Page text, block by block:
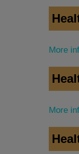
More
More